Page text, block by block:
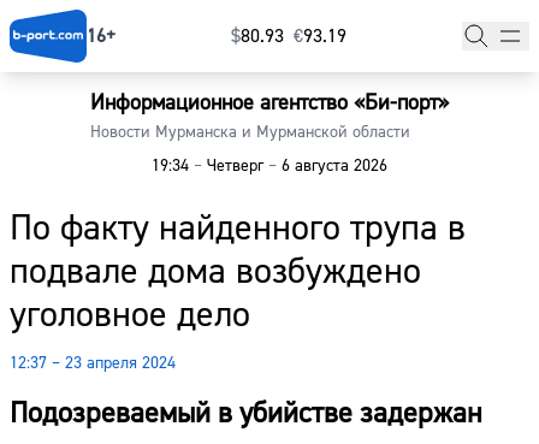
16+ $⁠80.93 €⁠93.19
Информационное агентство «Би-порт»
Новости Мурманска и Мурманской области
19:34 – Четверг – 6 августа 2026
По факту найденного трупа в
подвале дома возбуждено
уголовное дело
12:37 – 23 апреля 2024
Подозреваемый в убийстве задержан
Главная
Наши гости
Фоторепортажи
Погода
Курсы валют